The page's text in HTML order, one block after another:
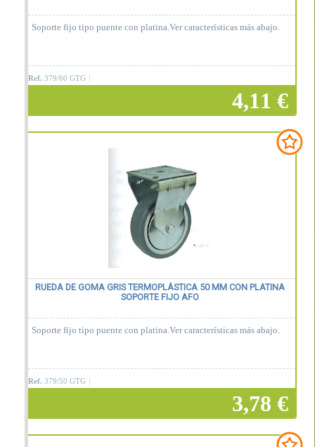
Soporte fijo tipo puente con platina.Ver características más abajo.
Ref. 379/60 GTG
4,11 €
RUEDA DE GOMA GRIS TERMOPLÁSTICA 50 MM CON PLATINA
SOPORTE FIJO AFO
Soporte fijo tipo puente con platina.Ver características más abajo.
Ref. 379/50 GTG
3,78 €